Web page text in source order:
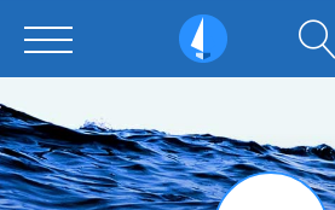
Sailarena